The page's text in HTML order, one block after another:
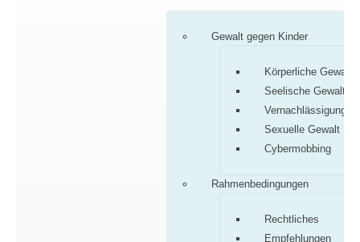
Gewalt gegen Kinder
Körperliche Gewalt
Seelische Gewalt
Vernachlässigung
Sexuelle Gewalt
Cybermobbing
Rahmenbedingungen
Rechtliches
Empfehlungen